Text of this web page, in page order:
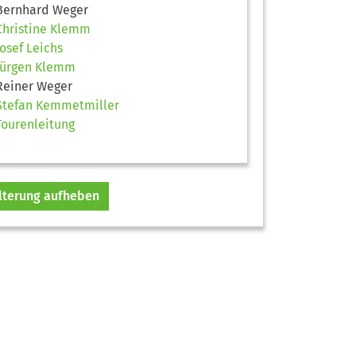
Weger
Klemm
Leichs
Klemm
Weger
Kemmetmiller
aufheben